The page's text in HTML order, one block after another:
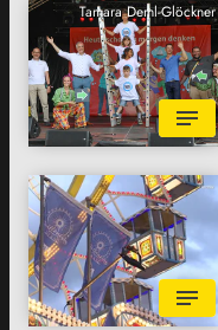
Tamara Deml-Glöckner